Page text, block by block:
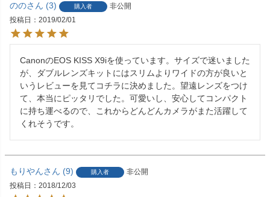
のの 3 購入者
非公開
投稿日
2019/02/01
CanonのEOS KISS X9iを使っています。サイズで迷いました
が、ダブルレンズキットにはスリムよりワイドの方が良いと
いうレビューを見てコチラに決めました。望遠レンズをつけ
て、本当にピッタリでした。可愛いし、安心してコンパクト
に持ち運べるので、これからどんどんカメラがまた活躍して
くれそうです。
もりやん 9 購入者
非公開
投稿日
2018/12/03